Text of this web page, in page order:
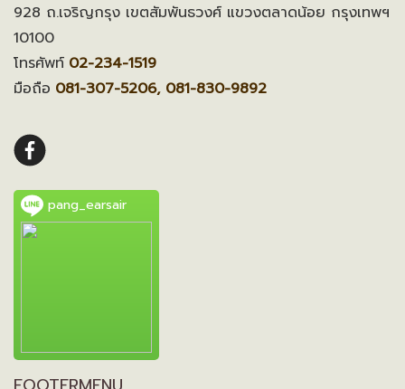
928 ถ.เจริญกรุง เขตสัมพันธวงศ์ แขวงตลาดน้อย กรุงเทพฯ
10100
โทรศัพท์ 02-234-1519
มือถือ 081-307-5206, 081-830-9892
pang_earsair